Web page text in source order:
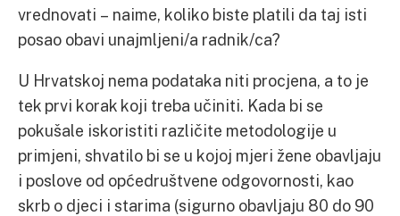
vrednovati – naime, koliko biste platili da taj isti
posao obavi unajmljeni/a radnik/ca?
U Hrvatskoj nema podataka niti procjena, a to je
tek prvi korak koji treba učiniti. Kada bi se
pokušale iskoristiti različite metodologije u
primjeni, shvatilo bi se u kojoj mjeri žene obavljaju
i poslove od općedruštvene odgovornosti, kao
skrb o djeci i starima (sigurno obavljaju 80 do 90